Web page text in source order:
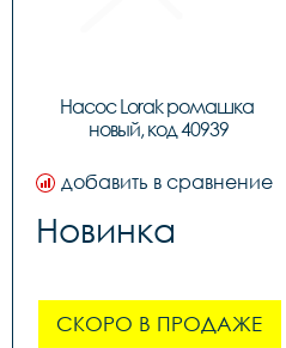
Насос Lorak ромашка
новый, код 40939
добавить в сравнение
Новинка
СКОРО В ПРОДАЖЕ